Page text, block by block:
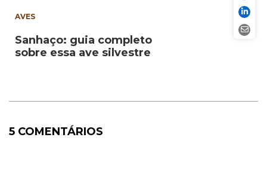
AVES
Sanhaço: guia completo
sobre essa ave silvestre
5 COMENTÁRIOS